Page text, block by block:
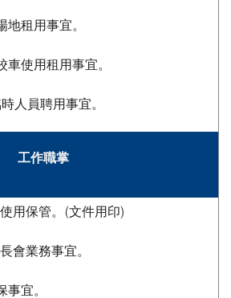
地租用事宜。
車使用租用事宜。
人員聘用事宜。
工作職掌
用保管。 (文件用印)
會業務事宜。
事宜。